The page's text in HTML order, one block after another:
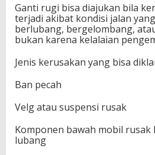
Ganti rugi bisa diajukan bila
terjadi akibat kondisi jalan
berlubang, bergelombang,
bukan karena kelalaian
Jenis kerusakan yang bisa
Ban pecah
Velg atau suspensi rusak
Komponen bawah mobil
lubang